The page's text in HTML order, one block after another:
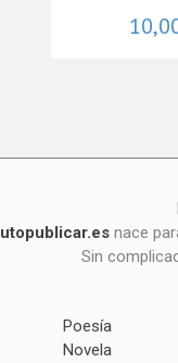
nace
Sin
Poesía
Novela